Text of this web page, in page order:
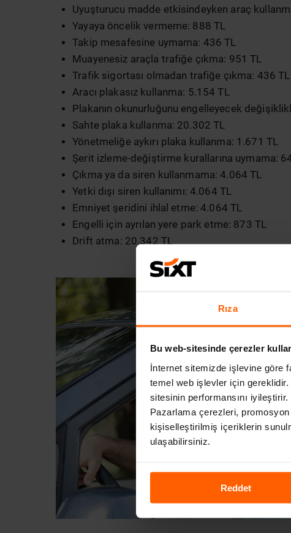
Rıza
Bu web-sitesinde çerezler
İnternet sitemizde işlevine göre
temel web işlevler için gereklidir.
sitesinin performansını
Pazarlama çerezleri,
kişiselleştirilmiş içeriklerin
ulaşabilirsiniz.
Reddet
Uyuşturucu madde etkisindeyken araç
Yayaya öncelik vermeme: 888 TL
Takip mesafesine uymama: 436 TL
Muayenesiz araçla trafiğe çıkma: 951 TL
Trafik sigortası olmadan trafiğe çıkma: 436 TL
Aracı plakasız kullanma: 5.154 TL
Plakanın okunurluğunu engelleyecek
Sahte plaka kullanma: 20.302 TL
Yönetmeliğe aykırı plaka kullanma: 1.671 TL
Şerit izleme-değiştirme kurallarına uymama:
Çıkma ya da siren kullanmama: 4.064 TL
Yetki dışı siren kullanımı: 4.064 TL
Emniyet şeridini ihlal etme: 4.064 TL
Engelli için ayrılan yere park etme: 873 TL
Drift atma: 20.342 TL